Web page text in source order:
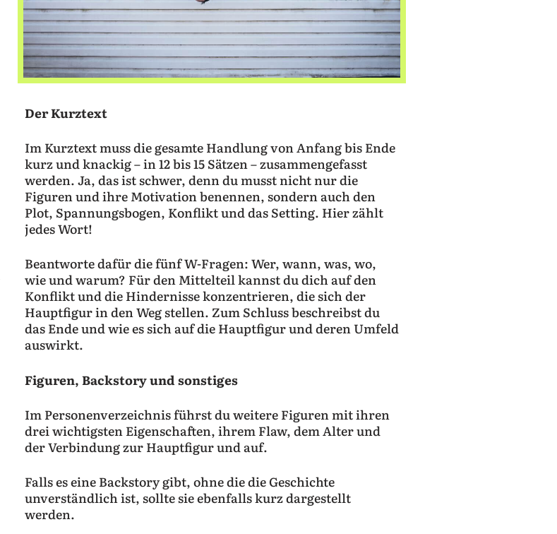
Der Kurztext
Im Kurztext muss die gesamte Handlung von Anfang bis Ende
kurz und knackig – in 12 bis 15 Sätzen – zusammengefasst
werden. Ja, das ist schwer, denn du musst nicht nur die
Figuren und ihre Motivation benennen, sondern auch den
Plot, Spannungsbogen, Konflikt und das Setting. Hier zählt
jedes Wort!
Beantworte dafür die fünf W-Fragen: Wer, wann, was, wo,
wie und warum? Für den Mittelteil kannst du dich auf den
Konflikt und die Hindernisse konzentrieren, die sich der
Hauptfigur in den Weg stellen. Zum Schluss beschreibst du
das Ende und wie es sich auf die Hauptfigur und deren Umfeld
auswirkt.
Figuren, Backstory und sonstiges
Im Personenverzeichnis führst du weitere Figuren mit ihren
drei wichtigsten Eigenschaften, ihrem Flaw, dem Alter und
der Verbindung zur Hauptfigur und auf.
Falls es eine Backstory gibt, ohne die die Geschichte
unverständlich ist, sollte sie ebenfalls kurz dargestellt
werden.